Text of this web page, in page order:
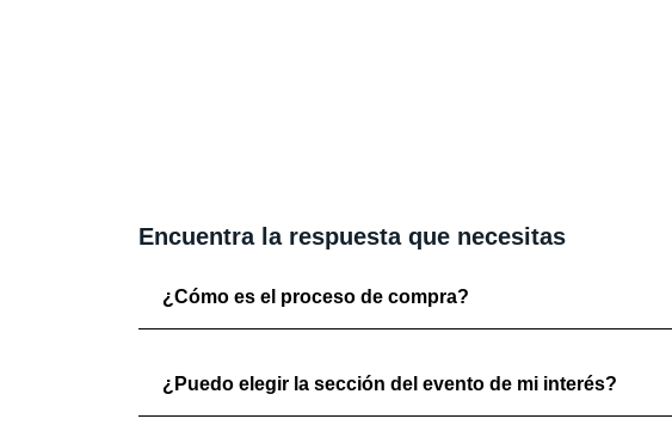
Encuentra la respuesta que necesitas
¿Cómo es el proceso de compra?
¿Puedo elegir la sección del evento de mi interés?